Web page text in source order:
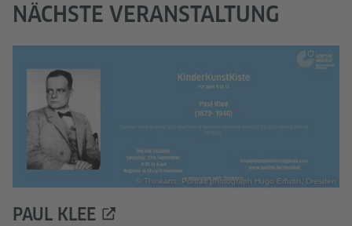
NÄCHSTE VERANSTALTUNG
© Thinkarts, Portrait photograph Hugo Erfurth, Dresden
PAUL KLEE